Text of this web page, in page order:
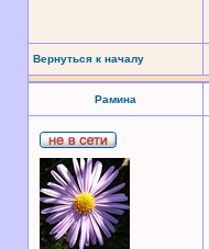
Вернуться к началу
Рамина